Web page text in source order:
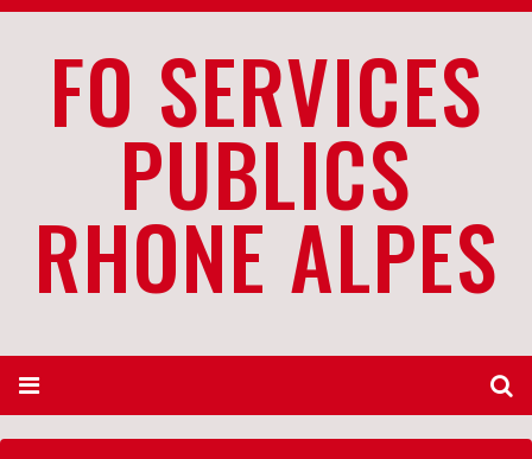
FO SERVICES
PUBLICS
RHONE ALPES